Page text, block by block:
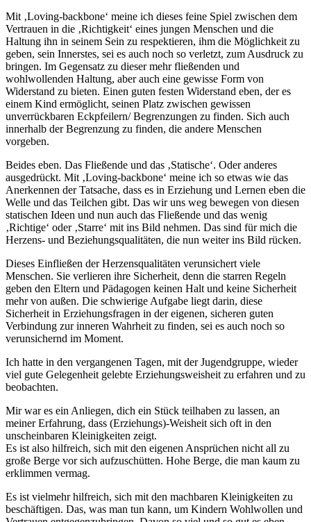
Mit ‚Loving-backbone‘ meine ich dieses feine Spiel zwischen dem
Vertrauen in die ‚Richtigkeit‘ eines jungen Menschen und die
Haltung ihn in seinem Sein zu respektieren, ihm die Möglichkeit zu
geben, sein Innerstes, sei es auch noch so verletzt, zum Ausdruck zu
bringen. Im Gegensatz zu dieser mehr fließenden und
wohlwollenden Haltung, aber auch eine gewisse Form von
Widerstand zu bieten. Einen guten festen Widerstand eben, der es
einem Kind ermöglicht, seinen Platz zwischen gewissen
unverrückbaren Eckpfeilern/ Begrenzungen zu finden. Sich auch
innerhalb der Begrenzung zu finden, die andere Menschen
vorgeben.
Beides eben. Das Fließende und das ‚Statische‘. Oder anderes
ausgedrückt. Mit ‚Loving-backbone‘ meine ich so etwas wie das
Anerkennen der Tatsache, dass es in Erziehung und Lernen eben die
Welle und das Teilchen gibt. Das wir uns weg bewegen von diesen
statischen Ideen und nun auch das Fließende und das wenig
‚Richtige‘ oder ‚Starre‘ mit ins Bild nehmen. Das sind für mich die
Herzens- und Beziehungsqualitäten, die nun weiter ins Bild rücken.
Dieses Einfließen der Herzensqualitäten verunsichert viele
Menschen. Sie verlieren ihre Sicherheit, denn die starren Regeln
geben den Eltern und Pädagogen keinen Halt und keine Sicherheit
mehr von außen. Die schwierige Aufgabe liegt darin, diese
Sicherheit in Erziehungsfragen in der eigenen, sicheren guten
Verbindung zur inneren Wahrheit zu finden, sei es auch noch so
verunsichernd im Moment.
Ich hatte in den vergangenen Tagen, mit der Jugendgruppe, wieder
viel gute Gelegenheit gelebte Erziehungsweisheit zu erfahren und zu
beobachten.
Mir war es ein Anliegen, dich ein Stück teilhaben zu lassen, an
meiner Erfahrung, dass (Erziehungs)-Weisheit sich oft in den
unscheinbaren Kleinigkeiten zeigt.
Es ist also hilfreich, sich mit den eigenen Ansprüchen nicht all zu
große Berge vor sich aufzuschütten. Hohe Berge, die man kaum zu
erklimmen vermag.
Es ist vielmehr hilfreich, sich mit den machbaren Kleinigkeiten zu
beschäftigen. Das, was man tun kann, um Kindern Wohlwollen und